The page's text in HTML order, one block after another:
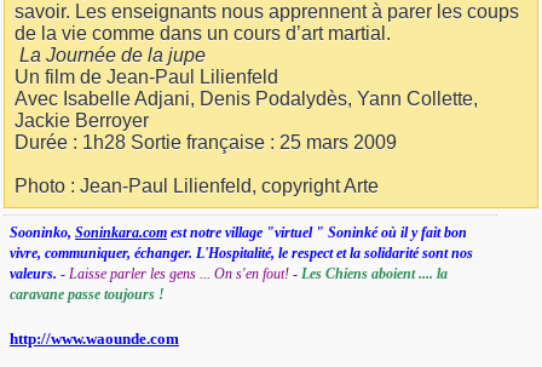
savoir. Les enseignants nous apprennent à parer les coups
de la vie comme dans un cours d’art martial.
La Journée de la jupe
Un film de Jean-Paul Lilienfeld
Avec Isabelle Adjani, Denis Podalydès, Yann Collette,
Jackie Berroyer
Durée : 1h28 Sortie française : 25 mars 2009
Photo : Jean-Paul Lilienfeld, copyright Arte
Sooninko, Soninkara.com est notre village "virtuel " Soninké où il y fait bon
vivre, communiquer, échanger. L'Hospitalité, le respect et la solidarité sont nos
valeurs. - Laisse parler les gens ... On s'en fout! - Les Chiens aboient .... la
caravane passe toujours !
http://www.waounde.com